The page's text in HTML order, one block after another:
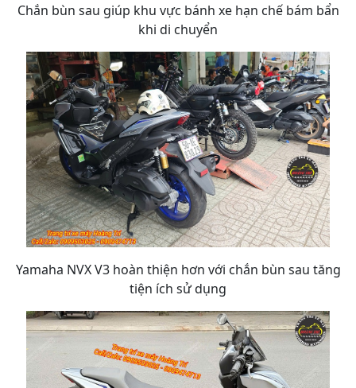
Chắn bùn sau giúp khu vực bánh xe hạn chế bám bẩn
khi di chuyển
Yamaha NVX V3 hoàn thiện hơn với chắn bùn sau tăng
tiện ích sử dụng